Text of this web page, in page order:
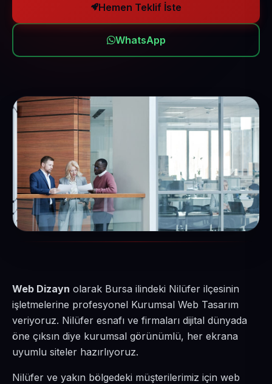
Hemen Teklif İste
WhatsApp
Web Dizayn olarak Bursa ilindeki Nilüfer ilçesinin
işletmelerine profesyonel Kurumsal Web Tasarım
veriyoruz. Nilüfer esnafı ve firmaları dijital dünyada
öne çıksın diye kurumsal görünümlü, her ekrana
uyumlu siteler hazırlıyoruz.
Nilüfer ve yakın bölgedeki müşterilerimiz için web